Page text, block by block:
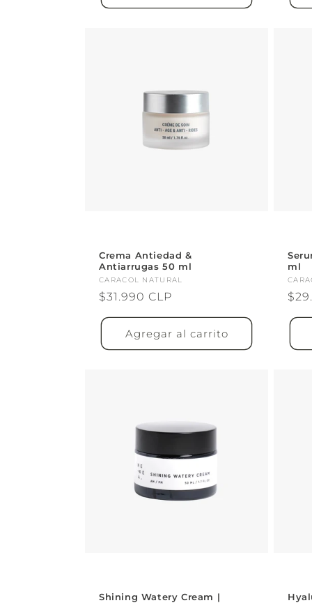
Crema Antiedad &
Antiarrugas 50 ml
Proveedor:
CARACOL NATURAL
Precio
habitual
$31.990 CLP
Agregar al carrito
ml
Shining Watery Cream |